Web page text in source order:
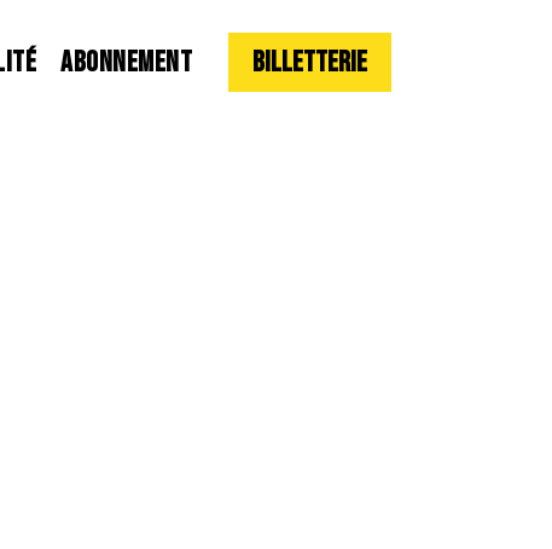
ABONNEMENT Billetterie